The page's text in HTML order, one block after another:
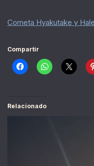
Cometa Hyakutake y
Compartir
Relacionado